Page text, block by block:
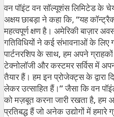
वन पॉइंट वन सॉल्यूशंस लिमिटेड के
अक्षय छाबड़ा ने कहा कि, “यह
महत्वपूर्ण क्षण है। अमेरिकी बाज़ार
गतिविधियों ने कई संभावनाओं के लिए
पार्टनरशिप के साथ,हम अपने
टेक्नोलॉजी और कस्टमर सर्विस में
तैयार हैं। हम इन प्रोजेक्ट्स के द्वारा
लेकर उत्साहित हैं।”जैसा कि वन
को मज़बूत करना जारी रखता है,हम
प्रतिबद्ध हैं जो अनेक उद्योगों में हमारे